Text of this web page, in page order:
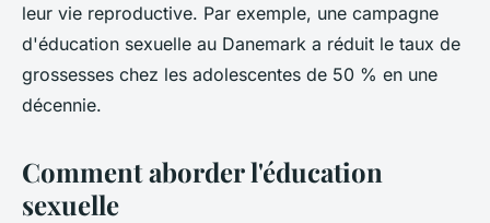
leur vie reproductive. Par exemple, une campagne
d'éducation sexuelle au Danemark a réduit le taux de
grossesses chez les adolescentes de 50 % en une
décennie.
Comment aborder l'éducation
sexuelle